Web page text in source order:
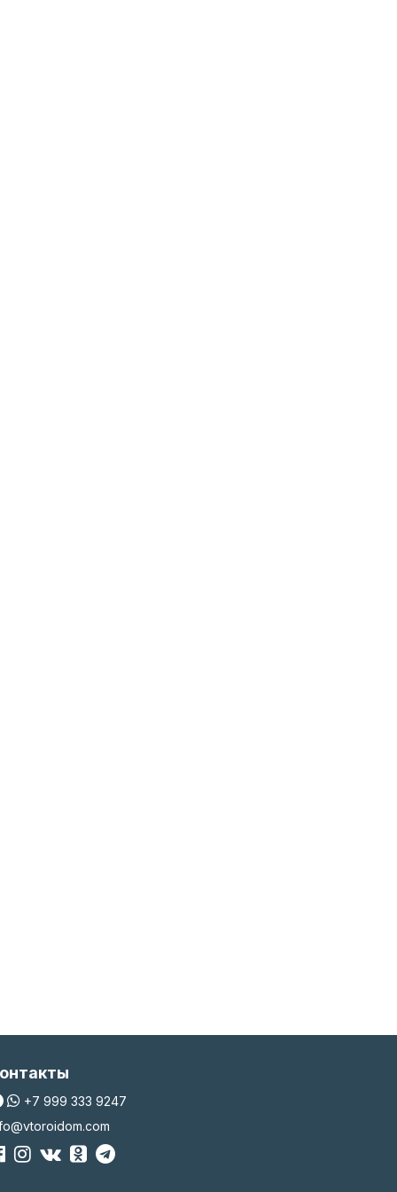
+7 999 333 9247